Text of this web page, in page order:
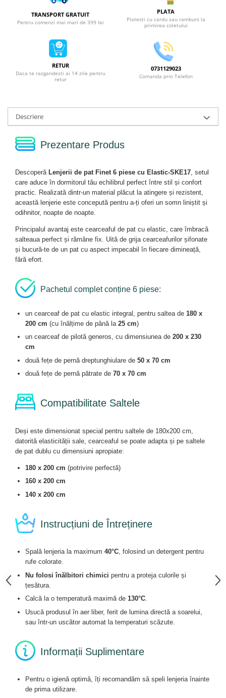
TRANSPORT GRATUIT
Pentru comenzi mai mari de 399 lei
PLATA
Platesti cu cardu sau ramburs la
primirea coletului
RETUR
Daca te razgandesti ai 14 zile pentru
retur
0731129023
Comanda prin Telefon
Descriere
Prezentare Produs
Descoperă Lenjerii de pat Finet 6 piese cu Elastic-SKE17, setul
care aduce în dormitorul tău echilibrul perfect între stil și confort
practic. Realizată dintr-un material plăcut la atingere și rezistent,
această lenjerie este concepută pentru a-ți oferi un somn liniștit și
odihnitor, noapte de noapte.
Principalul avantaj este cearceaful de pat cu elastic, care îmbracă
salteaua perfect și rămâne fix. Uită de grija cearceafurilor șifonate
și bucură-te de un pat cu aspect impecabil în fiecare dimineață,
fără efort.
Pachetul complet conține 6 piese:
un cearceaf de pat cu elastic integral, pentru saltea de 180 x
200 cm (cu înălțime de până la 25 cm)
un cearceaf de pilotă generos, cu dimensiunea de 200 x 230
cm
două fețe de pernă dreptunghiulare de 50 x 70 cm
două fețe de pernă pătrate de 70 x 70 cm
Compatibilitate Saltele
Deși este dimensionat special pentru saltele de 180x200 cm,
datorită elasticității sale, cearceaful se poate adapta și pe saltele
de pat dublu cu dimensiuni apropiate:
180 x 200 cm (potrivire perfectă)
160 x 200 cm
140 x 200 cm
Instrucțiuni de Întreținere
Spală lenjeria la maximum 40°C, folosind un detergent pentru
rufe colorate.
Nu folosi înălbitori chimici pentru a proteja culorile și
țesătura.
Calcă la o temperatură maximă de 130°C.
Usucă produsul în aer liber, ferit de lumina directă a soarelui,
sau într-un uscător automat la temperaturi scăzute.
Informații Suplimentare
Pentru o igienă optimă, îți recomandăm să speli lenjeria înainte
de prima utilizare.